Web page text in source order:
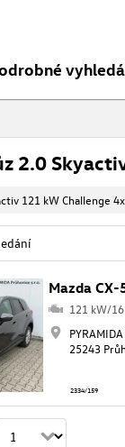
2.0
121 kW Challenge
Mazda
121 kW/
25243
2334/159